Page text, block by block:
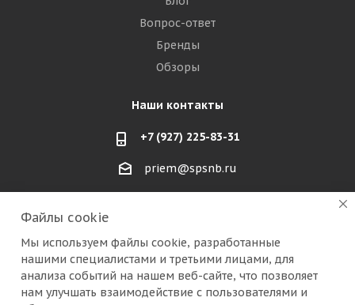
Вопрос-ответ
Бренды
Обзоры
Наши контакты
+7 (927) 225-83-31
priem@spsnb.ru
г. Александров (Владимирская область)
г. Москва (радио рынок "Митино")
Файлы cookie
Мы используем файлы cookie, разработанные
нашими специалистами и третьими лицами, для
анализа событий на нашем веб-сайте, что позволяет
нам улучшать взаимодействие с пользователями и